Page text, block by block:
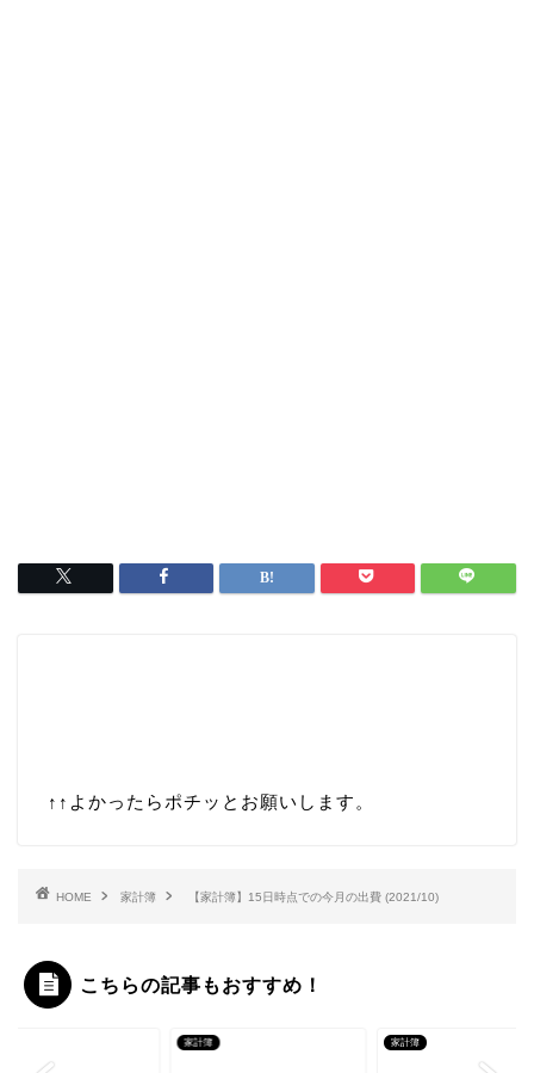
↑↑ よかったらポチッとお願いします。
HOME 家計簿 【家計簿】15日時点での今月の出費 (2021/10)
こちらの記事もおすすめ！
家計簿 家計簿